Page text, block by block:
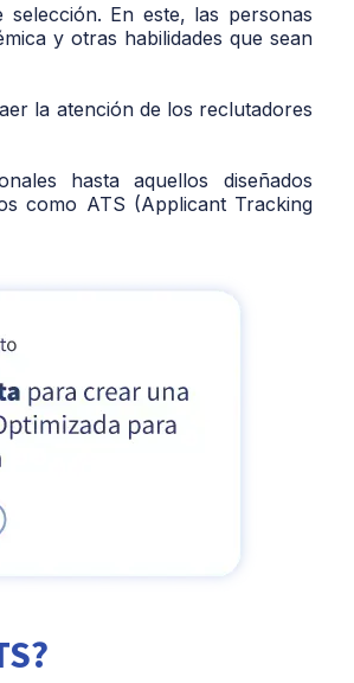
En este, las personas
y otras habilidades que sean
la atención de los reclutadores
hasta aquellos diseñados
como ATS (Applicant Tracking